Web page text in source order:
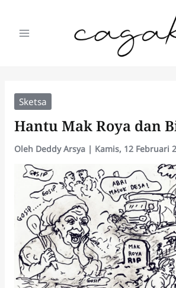
konten
Sketsa
Hantu Mak Roya dan
Oleh Deddy Arsya | Kamis, 12 Februari